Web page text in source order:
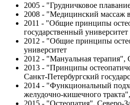
2005 - "Грудничковое
2008 - "Медицинский массаж
2011 - "Общие принципы
государственный университет
2012 - "Общие принципы
университет
2012 - "Мануальная терапия",
2013 - "Принципы
Санкт-Петербургский
2014 - "Функциональный
желудочно-кишечного
2015 - "Остеопатия", Северо-